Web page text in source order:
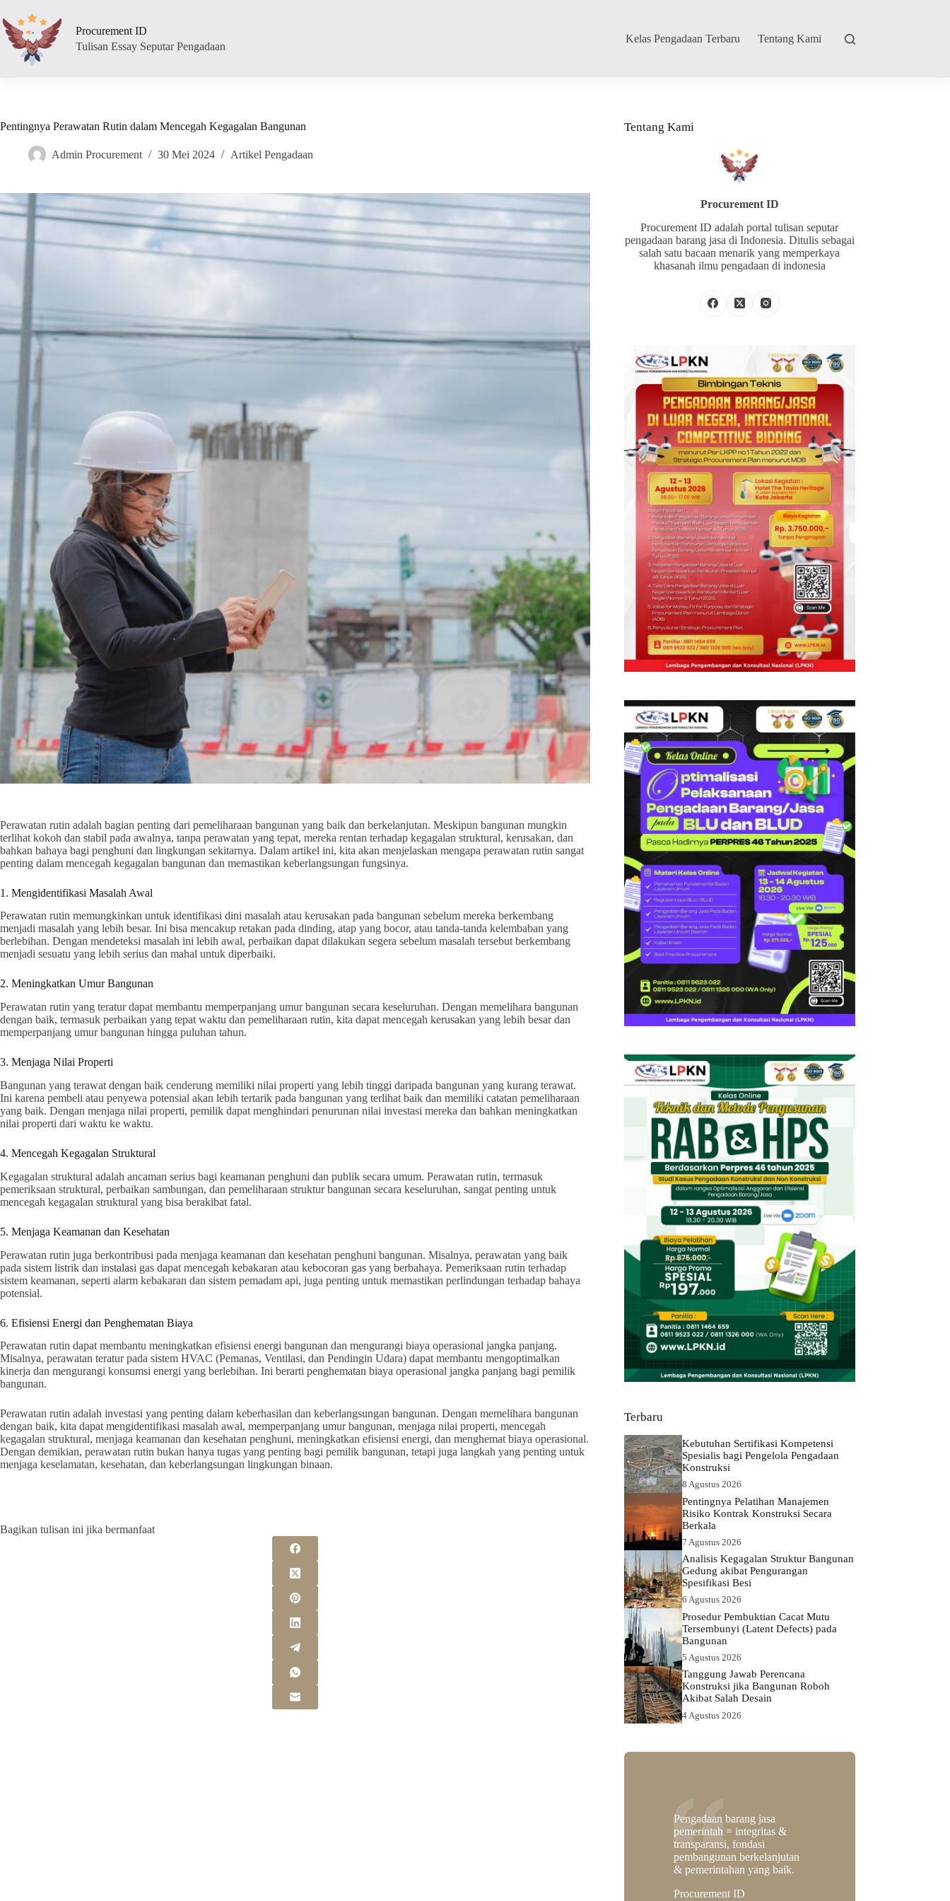
to
content
Procurement ID
Tulisan Essay Seputar Pengadaan
Kelas Pengadaan Terbaru Tentang Kami
Pentingnya Perawatan Rutin dalam Mencegah Kegagalan Bangunan
Admin Procurement 30 Mei 2024 Artikel Pengadaan
Perawatan rutin adalah bagian penting dari pemeliharaan bangunan yang baik dan berkelanjutan. Meskipun bangunan mungkin
terlihat kokoh dan stabil pada awalnya, tanpa perawatan yang tepat, mereka rentan terhadap kegagalan struktural, kerusakan, dan
bahkan bahaya bagi penghuni dan lingkungan sekitarnya. Dalam artikel ini, kita akan menjelaskan mengapa perawatan rutin sangat
penting dalam mencegah kegagalan bangunan dan memastikan keberlangsungan fungsinya.
1. Mengidentifikasi Masalah Awal
Perawatan rutin memungkinkan untuk identifikasi dini masalah atau kerusakan pada bangunan sebelum mereka berkembang
menjadi masalah yang lebih besar. Ini bisa mencakup retakan pada dinding, atap yang bocor, atau tanda-tanda kelembaban yang
berlebihan. Dengan mendeteksi masalah ini lebih awal, perbaikan dapat dilakukan segera sebelum masalah tersebut berkembang
menjadi sesuatu yang lebih serius dan mahal untuk diperbaiki.
2. Meningkatkan Umur Bangunan
Perawatan rutin yang teratur dapat membantu memperpanjang umur bangunan secara keseluruhan. Dengan memelihara bangunan
dengan baik, termasuk perbaikan yang tepat waktu dan pemeliharaan rutin, kita dapat mencegah kerusakan yang lebih besar dan
memperpanjang umur bangunan hingga puluhan tahun.
3. Menjaga Nilai Properti
Bangunan yang terawat dengan baik cenderung memiliki nilai properti yang lebih tinggi daripada bangunan yang kurang terawat.
Ini karena pembeli atau penyewa potensial akan lebih tertarik pada bangunan yang terlihat baik dan memiliki catatan pemeliharaan
yang baik. Dengan menjaga nilai properti, pemilik dapat menghindari penurunan nilai investasi mereka dan bahkan meningkatkan
nilai properti dari waktu ke waktu.
4. Mencegah Kegagalan Struktural
Kegagalan struktural adalah ancaman serius bagi keamanan penghuni dan publik secara umum. Perawatan rutin, termasuk
pemeriksaan struktural, perbaikan sambungan, dan pemeliharaan struktur bangunan secara keseluruhan, sangat penting untuk
mencegah kegagalan struktural yang bisa berakibat fatal.
5. Menjaga Keamanan dan Kesehatan
Perawatan rutin juga berkontribusi pada menjaga keamanan dan kesehatan penghuni bangunan. Misalnya, perawatan yang baik
pada sistem listrik dan instalasi gas dapat mencegah kebakaran atau kebocoran gas yang berbahaya. Pemeriksaan rutin terhadap
sistem keamanan, seperti alarm kebakaran dan sistem pemadam api, juga penting untuk memastikan perlindungan terhadap bahaya
potensial.
6. Efisiensi Energi dan Penghematan Biaya
Perawatan rutin dapat membantu meningkatkan efisiensi energi bangunan dan mengurangi biaya operasional jangka panjang.
Misalnya, perawatan teratur pada sistem HVAC (Pemanas, Ventilasi, dan Pendingin Udara) dapat membantu mengoptimalkan
kinerja dan mengurangi konsumsi energi yang berlebihan. Ini berarti penghematan biaya operasional jangka panjang bagi pemilik
bangunan.
Perawatan rutin adalah investasi yang penting dalam keberhasilan dan keberlangsungan bangunan. Dengan memelihara bangunan
dengan baik, kita dapat mengidentifikasi masalah awal, memperpanjang umur bangunan, menjaga nilai properti, mencegah
kegagalan struktural, menjaga keamanan dan kesehatan penghuni, meningkatkan efisiensi energi, dan menghemat biaya operasional.
Dengan demikian, perawatan rutin bukan hanya tugas yang penting bagi pemilik bangunan, tetapi juga langkah yang penting untuk
menjaga keselamatan, kesehatan, dan keberlangsungan lingkungan binaan.
Bagikan tulisan ini jika bermanfaat
Tentang Kami
Procurement ID
Procurement ID adalah portal tulisan seputar
pengadaan barang jasa di Indonesia. Ditulis sebagai
salah satu bacaan menarik yang memperkaya
khasanah ilmu pengadaan di indonesia
Terbaru
Kebutuhan Sertifikasi Kompetensi
Spesialis bagi Pengelola Pengadaan
Konstruksi
8 Agustus 2026
Pentingnya Pelatihan Manajemen
Risiko Kontrak Konstruksi Secara
Berkala
7 Agustus 2026
Analisis Kegagalan Struktur Bangunan
Gedung akibat Pengurangan
Spesifikasi Besi
6 Agustus 2026
Prosedur Pembuktian Cacat Mutu
Tersembunyi (Latent Defects) pada
Bangunan
5 Agustus 2026
Tanggung Jawab Perencana
Konstruksi jika Bangunan Roboh
Akibat Salah Desain
4 Agustus 2026
Pengadaan barang jasa
pemerintah = integritas &
transparansi, fondasi
pembangunan berkelanjutan
& pemerintahan yang baik.
Procurement ID